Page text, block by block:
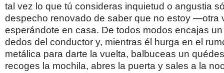
tal vez lo que tú consideras inquietud o angustia
despecho renovado de saber que no estoy
esperándote en casa. De todos modos encajas
dedos del conductor y, mientras él hurga en el
metálica para darte la vuelta, balbuceas un
recoges la mochila, abres la puerta y sales a la